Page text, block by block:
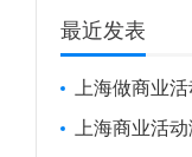
最近发表
上海做商业
键合作伙伴
上海商业活